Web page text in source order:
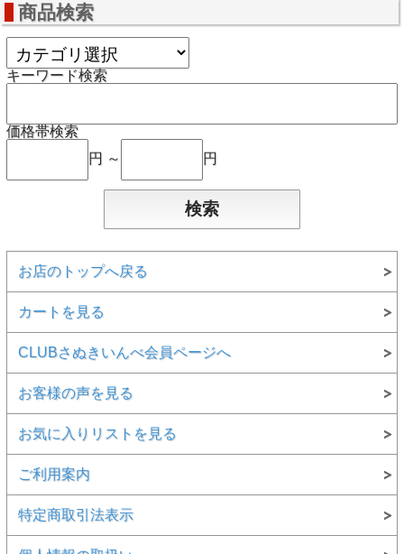
商品検索
キーワード検索
価格帯検索
円 ～
円
お店のトップへ戻る
カートを見る
CLUBさぬきいんべ会員ページへ
お客様の声を見る
お気に入りリストを見る
ご利用案内
特定商取引法表示